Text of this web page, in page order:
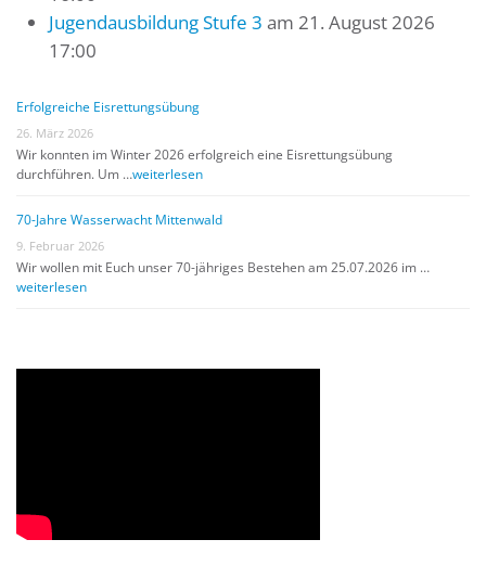
Jugendausbildung Stufe 3 am 21. August 2026
17:00
Erfolgreiche Eisrettungsübung
26. März 2026
Wir konnten im Winter 2026 erfolgreich eine Eisrettungsübung
durchführen. Um …weiterlesen
70-Jahre Wasserwacht Mittenwald
9. Februar 2026
Wir wollen mit Euch unser 70-jähriges Bestehen am 25.07.2026 im …
weiterlesen